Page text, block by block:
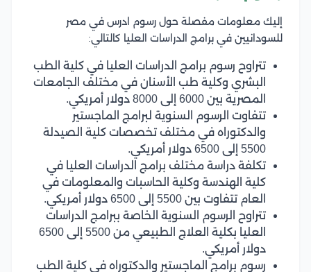
إليك معلومات مفصلة حول رسوم ادرس في مصر
للسودانيين في برامج الدراسات العليا كالتالي:
تتراوح رسوم برامج الدراسات العليا في كلية الطب
البشري وكلية طب الأسنان في مختلف الجامعات
المصرية بين 6000 إلى 8000 دولار أمريكي.
تتفاوت الرسوم السنوية لبرامج الماجستير
والدكتوراه في مختلف تخصصات كلية الصيدلة
5500 إلى 6500 دولار أمريكي.
تكلفة دراسة مختلف برامج الدراسات العليا في
كلية الهندسة وكلية الحاسبات والمعلومات في
العام تتفاوت بين 5500 إلى 6500 دولار أمريكي.
تتراوح الرسوم السنوية الخاصة ببرامج الدراسات
العليا بكلية العلاج الطبيعي من 5500 إلى 6500
دولار أمريكي.
رسوم برامج الماجستير والدكتوراه في كلية الطب